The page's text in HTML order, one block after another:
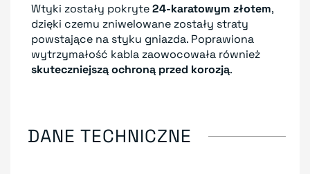
Wtyki zostały pokryte24-karatowym złotem,
dzięki czemu zniwelowane zostały straty
powstające na styku gniazda. Poprawiona
wytrzymałość kabla zaowocowała również
skuteczniejszą ochroną przed korozją.
DANE TECHNICZNE